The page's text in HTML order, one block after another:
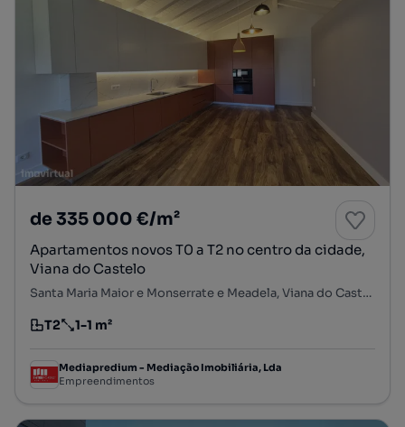
de 335 000 €/m²
Apartamentos novos T0 a T2 no centro da cidade,
Viana do Castelo
Santa Maria Maior e Monserrate e Meadela, Viana do Castelo, Viana do Castelo
Tipologia
T2
Preço por metro quadrado
1-1 m²
Mediapredium - Mediação Imobiliária, Lda
Empreendimentos